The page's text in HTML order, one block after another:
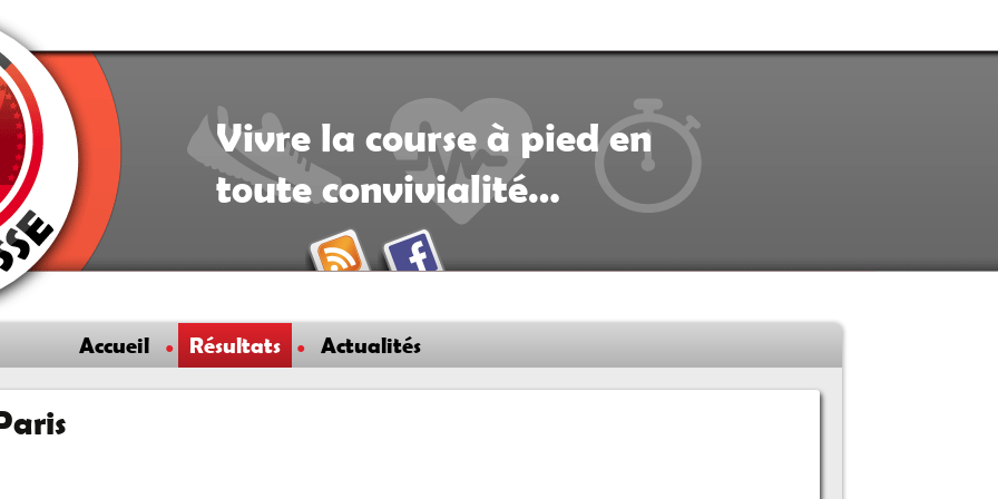
Vivre la course à pied en
toute convivialité…
Accueil Résultats Actualités